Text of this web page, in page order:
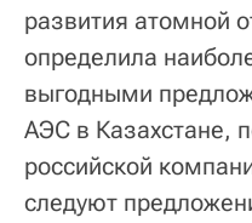
развития атомной
определила
выгодными
АЭС в Казахстане,
российской
следуют